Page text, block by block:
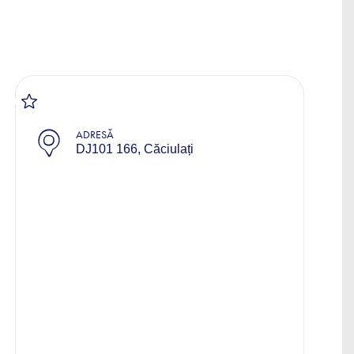
ADRESĂ
DJ101 166, Căciulați